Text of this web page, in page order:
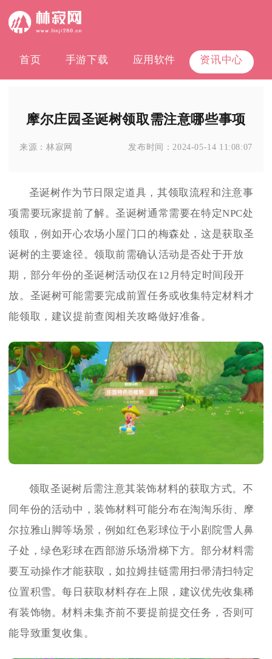
首页 手游下载 应用软件 资讯中心
摩尔庄园圣诞树领取需注意哪些事项
来源：林寂网 发布时间： 2024-05-14 11:08:07
圣诞树作为节日限定道具，其领取流程和注意事
项需要玩家提前了解。圣诞树通常需要在特定NPC处
领取，例如开心农场小屋门口的梅森处，这是获取圣
诞树的主要途径。领取前需确认活动是否处于开放
期，部分年份的圣诞树活动仅在12月特定时间段开
放。圣诞树可能需要完成前置任务或收集特定材料才
能领取，建议提前查阅相关攻略做好准备。
领取圣诞树后需注意其装饰材料的获取方式。不
同年份的活动中，装饰材料可能分布在淘淘乐街、摩
尔拉雅山脚等场景，例如红色彩球位于小剧院雪人鼻
子处，绿色彩球在西部游乐场滑梯下方。部分材料需
要互动操作才能获取，如拉姆挂链需用扫帚清扫特定
位置积雪。每日获取材料存在上限，建议优先收集稀
有装饰物。材料未集齐前不要提前提交任务，否则可
能导致重复收集。